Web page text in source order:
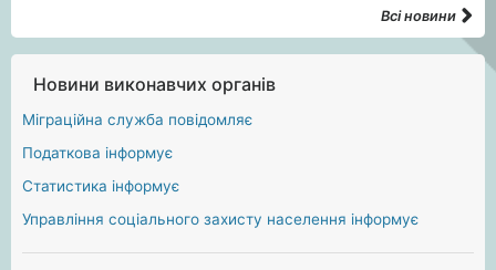
Всі новини
Новини виконавчих органів
Міграційна служба повідомляє
Податкова інформує
Статистика інформує
Управління соціального захисту населення інформує